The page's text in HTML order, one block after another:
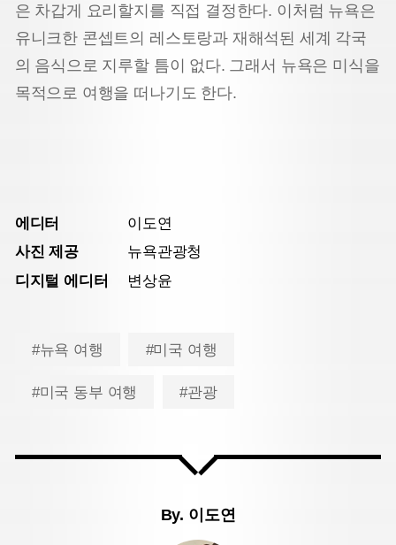
은 차갑게 요리할지를 직접 결정한다. 이처럼 뉴욕은
유니크한 콘셉트의 레스토랑과 재해석된 세계 각국
의 음식으로 지루할 틈이 없다. 그래서 뉴욕은 미식을
목적으로 여행을 떠나기도 한다.
에디터
이도연
사진 제공
뉴욕관광청
디지털 에디터
변상윤
#뉴욕 여행 #미국 여행
#미국 동부 여행 #관광
By. 이도연